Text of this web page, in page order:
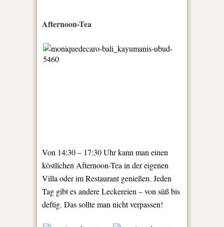
Afternoon-Tea
Von 14:30 – 17:30 Uhr kann man einen
köstlichen Afternoon-Tea in der eigenen
Villa oder im Restaurant genießen. Jeden
Tag gibt es andere Leckereien – von süß bis
deftig. Das sollte man nicht verpassen!